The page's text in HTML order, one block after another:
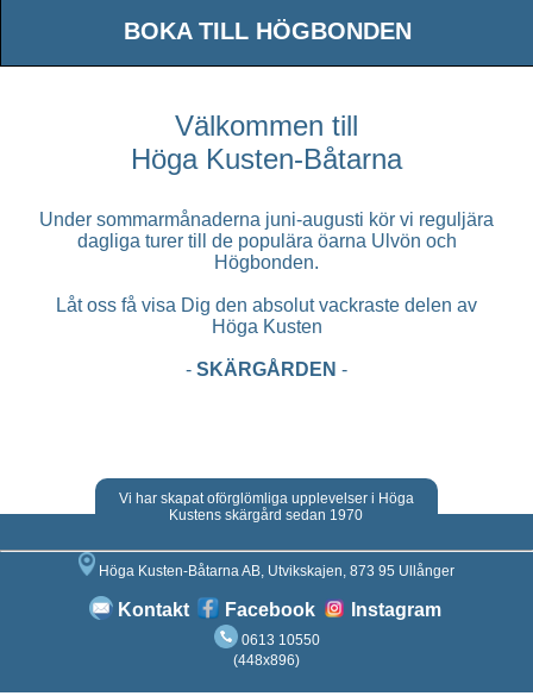
BOKA TILL HÖGBONDEN
Välkommen till
Höga Kusten-Båtarna
Under sommarmånaderna juni-augusti kör vi reguljära
dagliga turer till de populära öarna Ulvön och
Högbonden.
Låt oss få visa Dig den absolut vackraste delen av
Höga Kusten
- SKÄRGÅRDEN -
Vi har skapat oförglömliga upplevelser i Höga
Kustens skärgård sedan 1970
Höga Kusten-Båtarna AB, Utvikskajen, 873 95 Ullånger
Kontakt Facebook Instagram
0613 10550
(448x896)